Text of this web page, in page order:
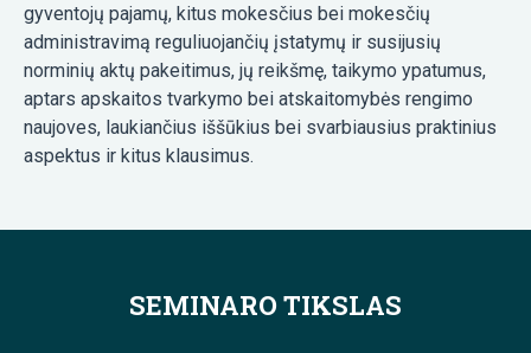
gyventojų pajamų, kitus mokesčius bei mokesčių
administravimą reguliuojančių įstatymų ir susijusių
norminių aktų pakeitimus, jų reikšmę, taikymo ypatumus,
aptars apskaitos tvarkymo bei atskaitomybės rengimo
naujoves, laukiančius iššūkius bei svarbiausius praktinius
aspektus ir kitus klausimus.
SEMINARO TIKSLAS